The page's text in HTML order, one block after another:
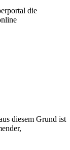
die
diesem Grund ist